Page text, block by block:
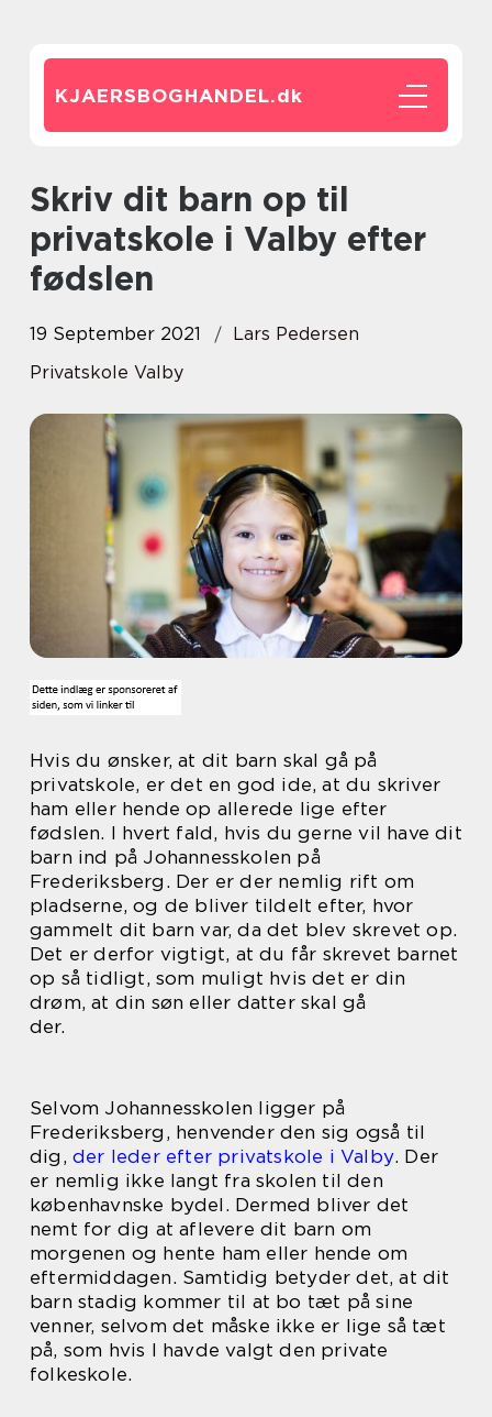
KJAERSBOGHANDEL.dk
Skriv dit barn op til
privatskole i Valby efter
fødslen
19 September 2021
Lars Pedersen
Privatskole Valby
Hvis du ønsker, at dit barn skal gå på
privatskole, er det en god ide, at du skriver
ham eller hende op allerede lige efter
fødslen. I hvert fald, hvis du gerne vil have dit
barn ind på Johannesskolen på
Frederiksberg. Der er der nemlig rift om
pladserne, og de bliver tildelt efter, hvor
gammelt dit barn var, da det blev skrevet op.
Det er derfor vigtigt, at du får skrevet barnet
op så tidligt, som muligt hvis det er din
drøm, at din søn eller datter skal gå
der.
Selvom Johannesskolen ligger på
Frederiksberg, henvender den sig også til
dig, der leder efter privatskole i Valby. Der
er nemlig ikke langt fra skolen til den
københavnske bydel. Dermed bliver det
nemt for dig at aflevere dit barn om
morgenen og hente ham eller hende om
eftermiddagen. Samtidig betyder det, at dit
barn stadig kommer til at bo tæt på sine
venner, selvom det måske ikke er lige så tæt
på, som hvis I havde valgt den private
folkeskole.